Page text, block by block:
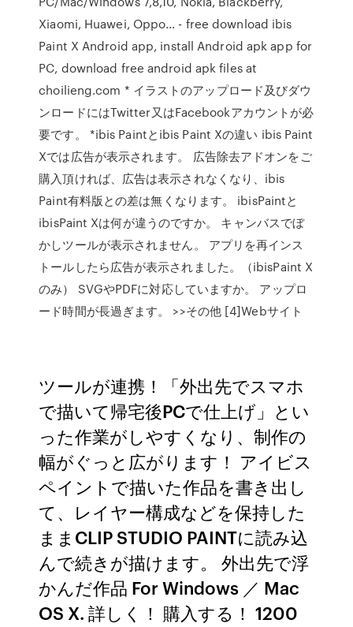
Xiaomi, Huawei, Oppo… - free download ibis
Paint X Android app, install Android apk app for
PC, download free android apk files at
choilieng.com * イラストのアップロード及びダウ
ンロードにはTwitter又はFacebookアカウントが必
要です。 *ibis Paintとibis Paint Xの違い ibis Paint
Xでは広告が表示されます。 広告除去アドオンをご
購入頂ければ、広告は表示されなくなり、ibis
Paint有料版との差は無くなります。 ibisPaintと
ibisPaint Xは何が違うのですか。 キャンバスでぼ
かしツールが表示されません。 アプリを再インス
トールしたら広告が表示されました。（ibisPaint X
のみ） SVGやPDFに対応していますか。 アップロ
ード時間が長過ぎます。 >>その他 [4]Webサイト
ツールが連携！「外出先でスマホ
で描いて帰宅後PCで仕上げ」とい
った作業がしやすくなり、制作の
幅がぐっと広がります！ アイビス
ペイントで描いた作品を書き出し
て、レイヤー構成などを保持した
ままCLIP STUDIO PAINTに読み込
んで続きが描けます。 外出先で浮
かんだ作品 For Windows ／ Mac
OS X. 詳しく！ 購入する！ 1200